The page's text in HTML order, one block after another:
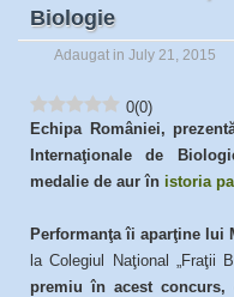
Biologie
Adaugat in July 21, 2015
0(0)
Echipa României,
Internaţionale de
medalie de aur în istoria
Performanţa îi aparţine lui
la Colegiul Naţional „Fraţii
premiu în acest